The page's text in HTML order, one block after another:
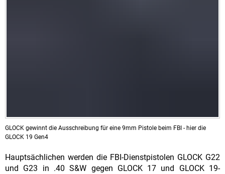
GLOCK gewinnt die Ausschreibung für eine 9mm Pistole beim FBI - hier die
GLOCK 19 Gen4
Hauptsächlichen werden die FBI-Dienstpistolen GLOCK G22
und G23 in .40 S&W gegen GLOCK 17 und GLOCK 19-